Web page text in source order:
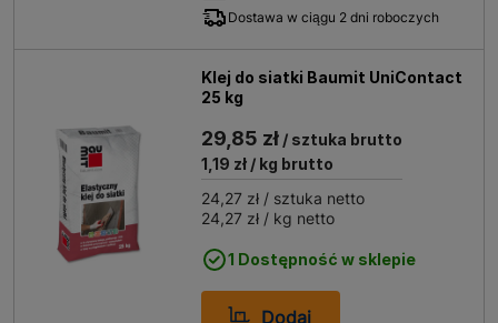
Dostawa w ciągu 2 dni roboczych
Klej do siatki Baumit UniContact
25 kg
29,85 zł / sztuka brutto
1,19 zł / kg brutto
24,27 zł / sztuka netto
24,27 zł / kg netto
1 Dostępność w sklepie
Dodaj